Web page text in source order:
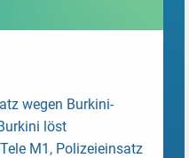
wegen Burkini-
löst
M1, Polizeieinsatz